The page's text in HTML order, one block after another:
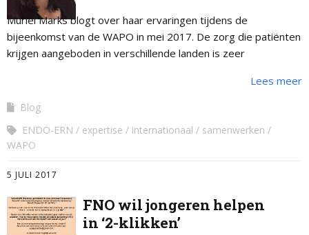
Muriël Marks blogt over haar ervaringen tijdens de
bijeenkomst van de WAPO in mei 2017. De zorg die patiënten
krijgen aangeboden in verschillende landen is zeer
Lees meer
Blog
ENDO-ERN
expertise internationaal
samenwerken
WAPO
5 JULI 2017
FNO wil jongeren helpen
in ‘2-klikken’